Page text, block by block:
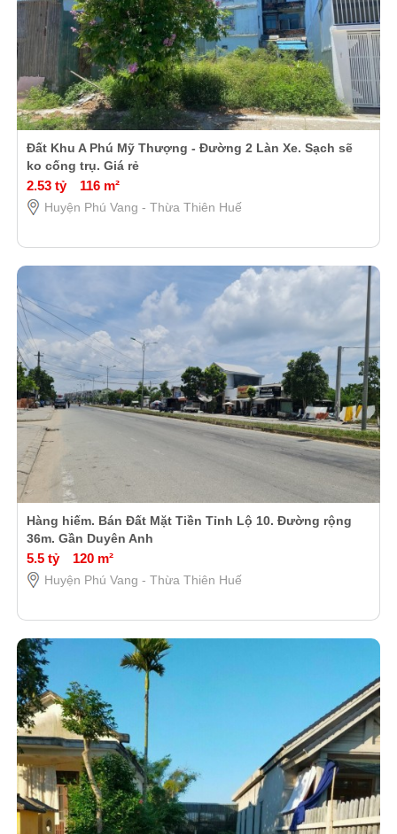
Đất Khu A Phú Mỹ Thượng - Đường 2 Làn Xe. Sạch sẽ
ko cống trụ. Giá rẻ
2.53 tỷ 116 m²
Huyện Phú Vang - Thừa Thiên Huế
Hàng hiếm. Bán Đất Mặt Tiền Tỉnh Lộ 10. Đường rộng
36m. Gần Duyên Anh
5.5 tỷ 120 m²
Huyện Phú Vang - Thừa Thiên Huế